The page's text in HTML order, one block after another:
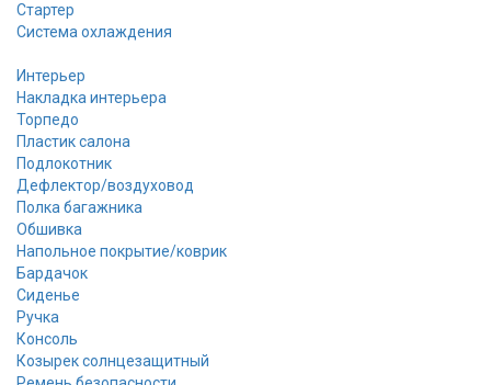
Стартер
Cистема охлаждения
Интерьер
Накладка интерьера
Торпедо
Пластик салона
Подлокотник
Дефлектор/воздуховод
Полка багажника
Обшивка
Напольное покрытие/коврик
Бардачок
Сиденье
Ручка
Консоль
Козырек солнцезащитный